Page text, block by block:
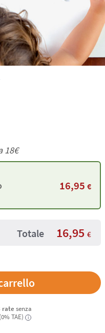
18€
16,95 €
Totale 16,95 €
rate senza
TAE)
i